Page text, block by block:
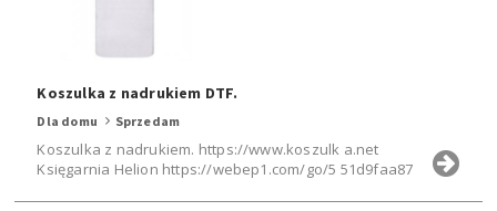
Koszulka z nadrukiem DTF.
Dla domu Sprzedam
Koszulka z nadrukiem. https://www.koszulk a.net
Księgarnia Helion https://webep1.com/go/5 51d9faa87